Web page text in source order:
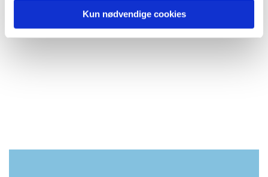
Kun nødvendige cookies